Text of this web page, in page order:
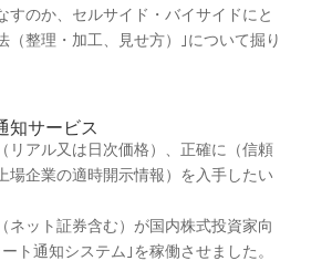
すのか、セルサイド・バイサイドにと
（整理・加工、見せ方）｣について掘り
知サービス
リアル又は日次価格）、正確に（信頼
場企業の適時開示情報）を入手したい
ネット証券含む）が国内株式投資家向
ト通知システム｣を稼働させました。